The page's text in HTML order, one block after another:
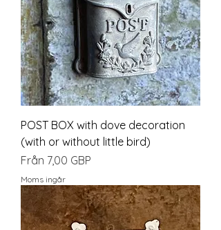
POST BOX with dove decoration
(with or without little bird)
Från 7,00 GBP
Reapris
Moms ingår